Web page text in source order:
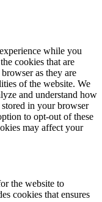
while you
cookies that are
as they are
of the website. We
and understand how
in your browser
to opt-out of these
may affect your
the website to
cookies that ensures